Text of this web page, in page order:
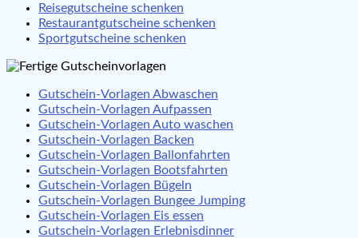
Reisegutscheine schenken
Restaurantgutscheine schenken
Sportgutscheine schenken
Gutschein-Vorlagen Abwaschen
Gutschein-Vorlagen Aufpassen
Gutschein-Vorlagen Auto waschen
Gutschein-Vorlagen Backen
Gutschein-Vorlagen Ballonfahrten
Gutschein-Vorlagen Bootsfahrten
Gutschein-Vorlagen Bügeln
Gutschein-Vorlagen Bungee Jumping
Gutschein-Vorlagen Eis essen
Gutschein-Vorlagen Erlebnisdinner